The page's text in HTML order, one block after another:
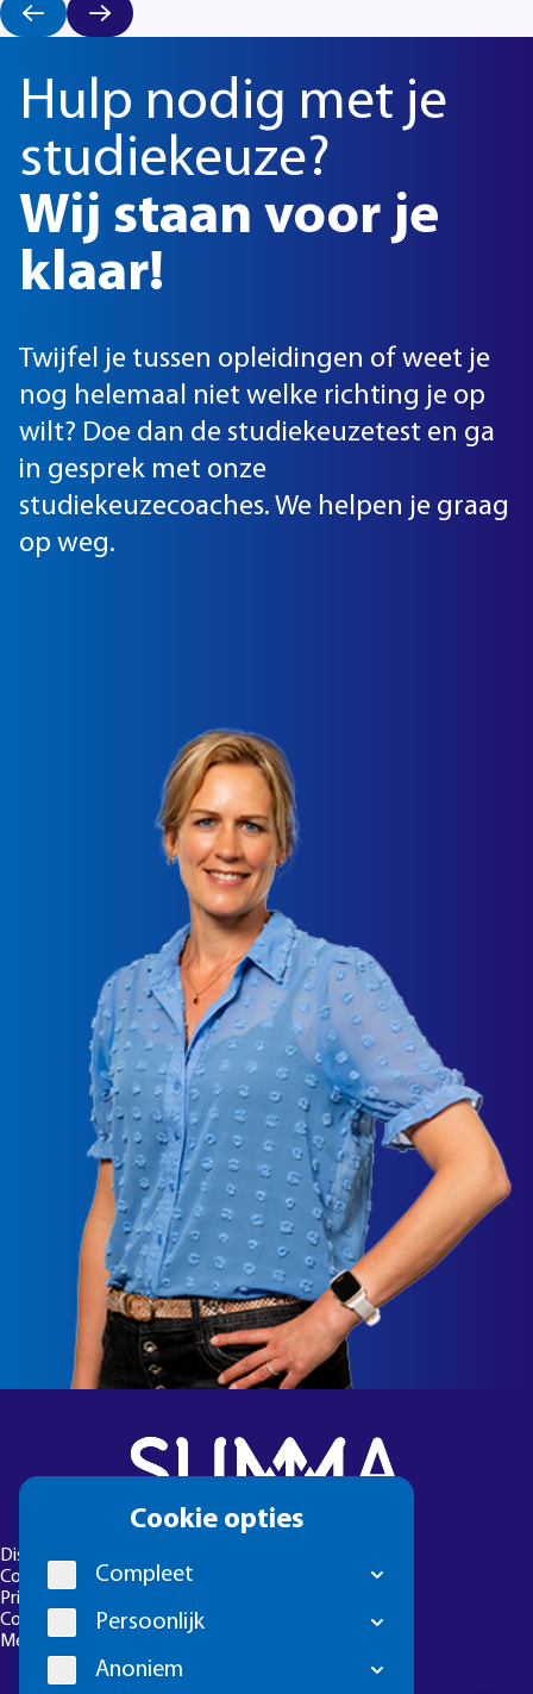
Cookie opties
Compleet
Persoonlijk
Anoniem
Hulp nodig met je
studiekeuze?
Wij staan voor je
klaar!
Twijfel je tussen opleidingen of weet je
nog helemaal niet welke richting je op
wilt? Doe dan de studiekeuzetest en ga
in gesprek met onze
studiekeuzecoaches. We helpen je graag
op weg.
Disclaimer
Colofon
Privacyverklaring
Cookie-instellingen
Meld een foutje